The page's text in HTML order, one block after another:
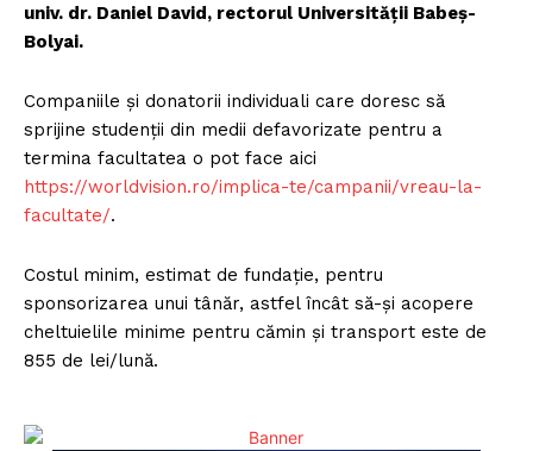
univ. dr. Daniel David, rectorul Universităţii Babeş-
Bolyai.
Companiile şi donatorii individuali care doresc să
sprijine studenţii din medii defavorizate pentru a
termina facultatea o pot face aici
https://worldvision.ro/implica-te/campanii/vreau-la-
facultate/.
Costul minim, estimat de fundaţie, pentru
sponsorizarea unui tânăr, astfel încât să-şi acopere
cheltuielile minime pentru cămin şi transport este de
855 de lei/lună.